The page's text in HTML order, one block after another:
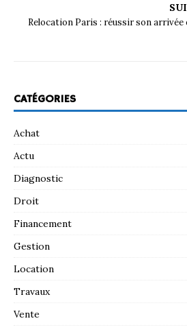
Relocation Paris : réussir son arrivée
CATÉGORIES
Achat
Actu
Diagnostic
Droit
Financement
Gestion
Location
Travaux
Vente